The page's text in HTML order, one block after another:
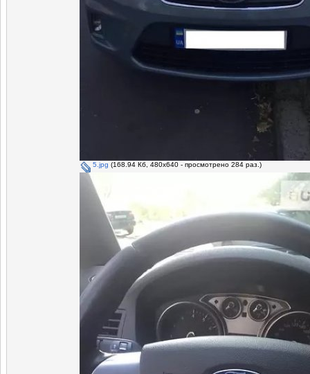
5.jpg (168.94 Кб, 480x640 - просмотрено 284 раз.)